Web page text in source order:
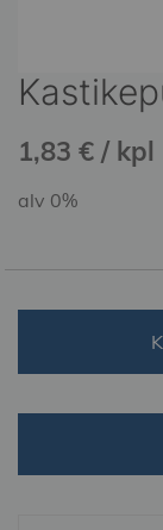
1,83 € / kpl
alv 0%
Skip
to
the
beginning
of
gallery